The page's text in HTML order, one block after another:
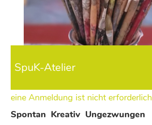
SpuK-Atelier
eine Anmeldung ist nicht erforderlich
Spontan ­ Kreativ ­ Ungezwungen